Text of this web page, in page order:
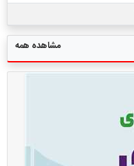
مشاهده همه